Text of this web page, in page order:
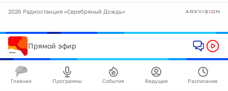
2026 Радиостанция «Серебряный Дождь»
Прямой эфир
Главная Программы События Ведущие Расписание